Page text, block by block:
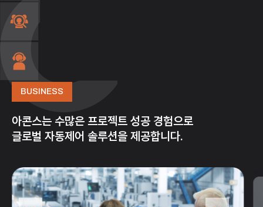
BUSINESS
아콘스는 수많은 프로젝트 성공 경험으로
글로벌 자동제어 솔루션을 제공합니다.